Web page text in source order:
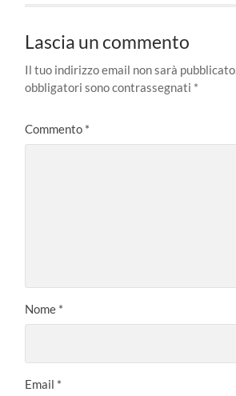
Lascia un commento
Il tuo indirizzo email non sarà pubblicato.
obbligatori sono contrassegnati *
Commento *
Nome *
Email *